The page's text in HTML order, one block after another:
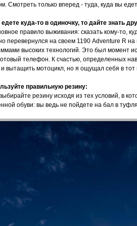
Смотреть только вперед - туда, куда вы
куда-то в одиночку, то дайте знать
правило выживания: сказать кому-то,
перевернулся на своем 1190 Adventure R
высоких технологий. Это был момент
телефон. К счастью, определенных
вытащить мотоцикл, но я ощущал себя в
правильную резину:
резину исходя из тех условий, в
обуви: вы ведь не пойдете на бал в